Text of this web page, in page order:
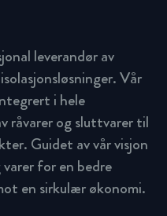
leverandør av
Vår
i hele
råvarer og sluttvarer til
Guidet av vår visjon
for en bedre
en sirkulær økonomi.